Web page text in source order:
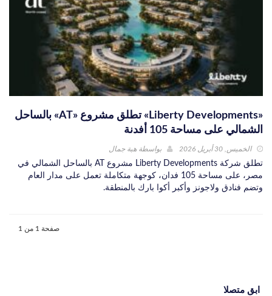
«Liberty Developments» تطلق مشروع «AT» بالساحل
الشمالي على مساحة 105 أفدنة
الخميس, 30 أبريل 2026 بواسطة هبة جمال
تطلق شركة Liberty Developments مشروع AT بالساحل الشمالي في
مصر، على مساحة 105 فدان، كوجهة متكاملة تعمل على مدار العام
وتضم فنادق ولاجونز وأكبر أكوا بارك بالمنطقة.
صفحة 1 من 1
ابق متصلا